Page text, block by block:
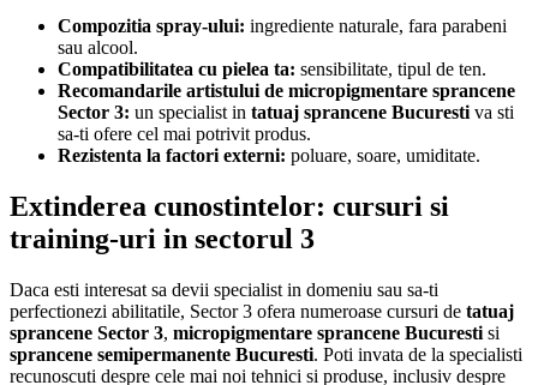
Compozitia spray-ului: ingrediente naturale, fara parabeni
sau alcool.
Compatibilitatea cu pielea ta: sensibilitate, tipul de ten.
Recomandarile artistului de micropigmentare sprancene
Sector 3: un specialist in tatuaj sprancene Bucuresti va sti
sa-ti ofere cel mai potrivit produs.
Rezistenta la factori externi: poluare, soare, umiditate.
Extinderea cunostintelor: cursuri si
training-uri in sectorul 3
Daca esti interesat sa devii specialist in domeniu sau sa-ti
perfectionezi abilitatile, Sector 3 ofera numeroase cursuri de tatuaj
sprancene Sector 3, micropigmentare sprancene Bucuresti si
sprancene semipermanente Bucuresti. Poti invata de la specialisti
recunoscuti despre cele mai noi tehnici si produse, inclusiv despre